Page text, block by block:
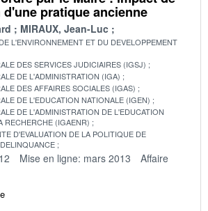
pratique ancienne
MIRAUX, Jean-Luc
L'ENVIRONNEMENT ET DU DEVELOPPEMENT
DES SERVICES JUDICIAIRES (IGSJ)
DE L'ADMINISTRATION (IGA)
DES AFFAIRES SOCIALES (IGAS)
DE L'EDUCATION NATIONALE (IGEN)
DE L'ADMINISTRATION DE L'EDUCATION
RECHERCHE (IGAENR)
D'EVALUATION DE LA POLITIQUE DE
Mise en ligne: mars 2013
Affaire